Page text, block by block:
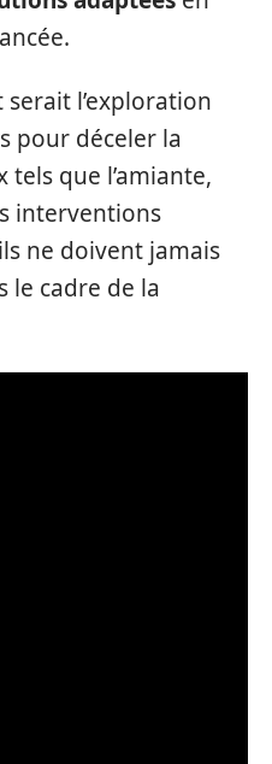
l’exploration
pour déceler la
que l’amiante,
interventions
ne doivent jamais
le cadre de la